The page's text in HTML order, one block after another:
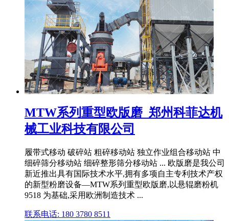
MTW系列重型欧版磨_郑州科菲达机
械工业科技有限公司
履带式移动 破碎站 粗碎移动站 独立作业组合移动站 中
细碎筛分移动站 细碎整形筛分移动站 ... 欧版磨是我公司
新近推出具有国际技术水平,拥有多项自主专利技术产权
的新型粉磨设备—MTW系列重型欧版磨,以悬辊磨粉机
9518 为基础,采用欧洲制造技术 ...
联系电话: 180 3780 8511